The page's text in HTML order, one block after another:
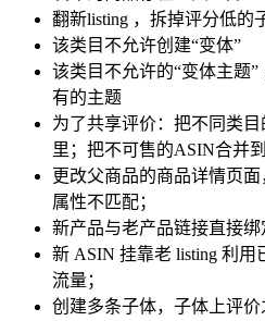
翻新listing ，拆掉评分低的
该类目不允许创建“变体”
该类目不允许的“变体主题
有的主题
为了共享评价：把不同类
里；把不可售的ASIN合并
更改父商品的商品详情页
属性不匹配；
新产品与老产品链接直接
新 ASIN 挂靠老 listing 利用
流量；
创建多条子体，子体上评